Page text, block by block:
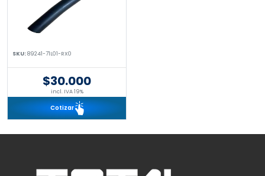
SKU:89241-71L01-RX0
$30.000
incl. IVA 19%
Cotizar